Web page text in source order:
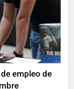
empleo de